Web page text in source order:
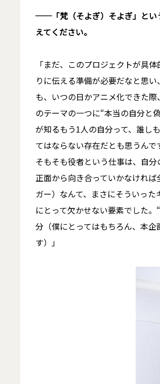
──「梵（そよぎ）そよぎ」とい
えてください。
「まだ、このプロジェクトが具
りに伝える準備が必要だなと思
も、いつの日かアニメ化できた
のテーマの一つに“本当の自分と
が知るもう1人の自分って、誰し
てはならない存在だとも思うんで
そもそも役者という仕事は、自
正面から向き合っていかなけれ
ガー）なんて、まさにそういっ
にとって欠かせない要素でした
分（僕にとってはもちろん、本
す）」